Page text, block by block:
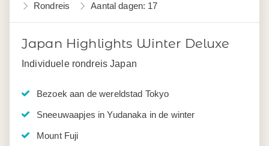
Rondreis Aantal dagen: 17
Japan Highlights Winter Deluxe
Individuele rondreis Japan
Bezoek aan de wereldstad Tokyo
Sneeuwaapjes in Yudanaka in de winter
Mount Fuji